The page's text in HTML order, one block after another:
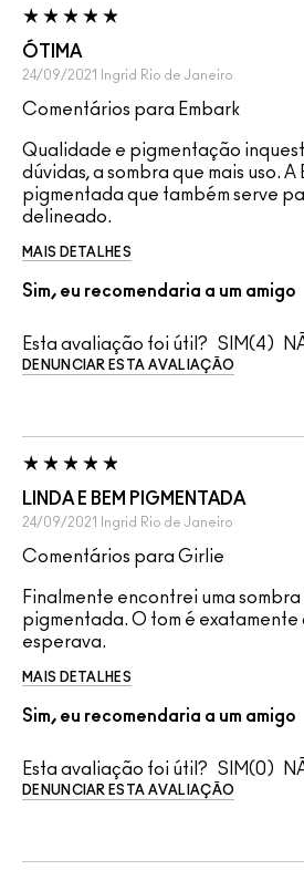
ÓTIMA
24/09/2021 Ingrid Rio de Janeiro
Comentários para Embark
Qualidade e pigmentação
dúvidas, a sombra que mais uso. A
pigmentada que também serve
delineado.
MAIS DETALHES
Sim, eu recomendaria a um amigo
Esta avaliação foi útil? 4
DENUNCIAR ESTA AVALIAÇÃO
LINDA E BEM PIGMENTADA
24/09/2021 Ingrid Rio de Janeiro
Comentários para Girlie
Finalmente encontrei uma
pigmentada. O tom é exatamente
esperava.
MAIS DETALHES
Sim, eu recomendaria a um amigo
Esta avaliação foi útil? 0
DENUNCIAR ESTA AVALIAÇÃO